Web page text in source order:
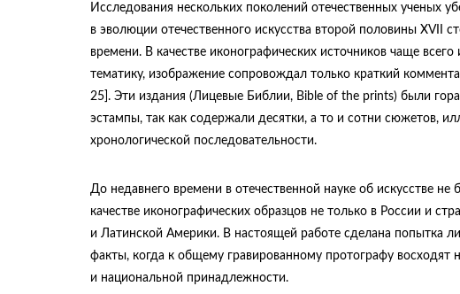
Исследования нескольких поколений отечественных ученых
в эволюции отечественного искусства второй половины XVII
времени. В качестве иконографических источников чаще
тематику, изображение сопровождал только краткий
25]. Эти издания (Лицевые Библии, Bible of the prints) были
эстампы, так как содержали десятки, а то и сотни сюжетов,
хронологической последовательности.
До недавнего времени в отечественной науке об искусстве
качестве иконографических образцов не только в России и
и Латинской Америки. В настоящей работе сделана попытка
факты, когда к общему гравированному протографу восходят
и национальной принадлежности.